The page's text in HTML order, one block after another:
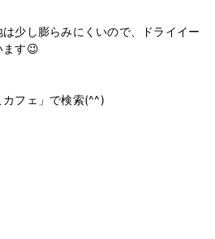
少し膨らみにくいので、ドライイー
ます😉
フェ」で検索(^^)